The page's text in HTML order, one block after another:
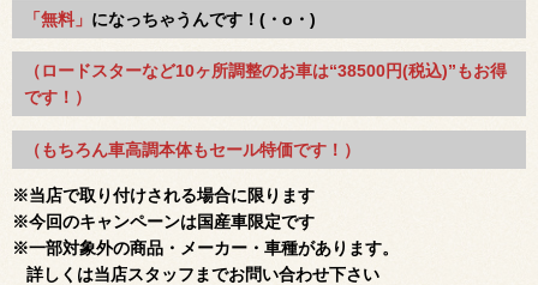
「無料」 になっちゃうんです！(・o・)
（ロードスターなど10ヶ所調整のお車は“38500円(税込)”もお得
です！）
（もちろん車高調本体もセール特価です！）
※当店で取り付けされる場合に限ります
※今回のキャンペーンは国産車限定です
※一部対象外の商品・メーカー・車種があります。
詳しくは当店スタッフまでお問い合わせ下さい